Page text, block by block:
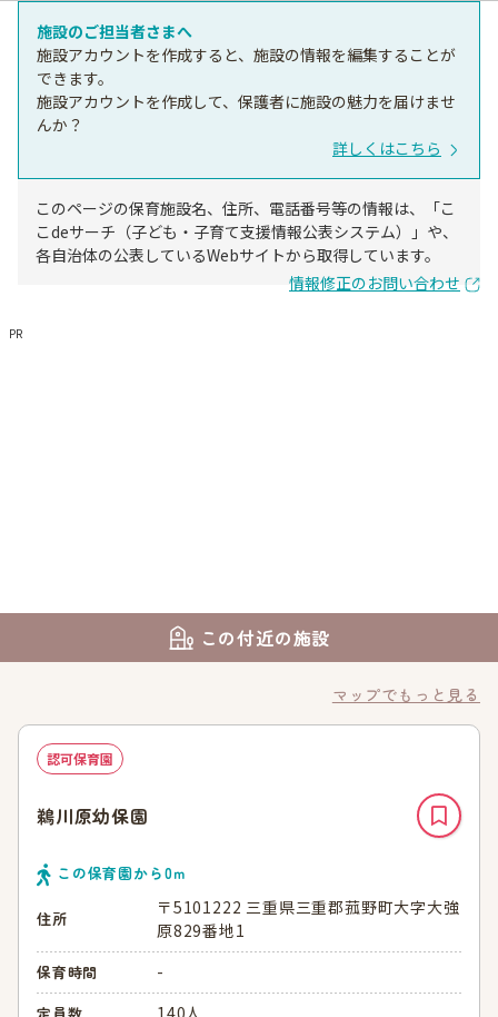
施設のご担当者さまへ
施設アカウントを作成すると、施設の情報を編集することが
できます。
施設アカウントを作成して、保護者に施設の魅力を届けませ
んか？
詳しくはこちら
このページの保育施設名、住所、電話番号等の情報は、「こ
こdeサーチ（子ども・子育て支援情報公表システム）」や、
各自治体の公表しているWebサイトから取得しています。
情報修正のお問い合わせ
PR
この付近の施設
マップでもっと見る
認可保育園
鵜川原幼保園
この保育園から0ｍ
住所
〒5101222 三重県三重郡菰野町大字大強
原829番地1
保育時間 -
140人